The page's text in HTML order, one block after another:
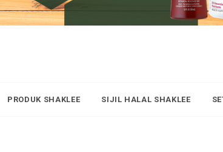
PRODUK SHAKLEE SIJIL HALAL SHAKLEE